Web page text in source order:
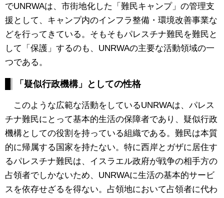
でUNRWAは、市街地化した「難民キャンプ」の管理支
援として、キャンプ内のインフラ整備・環境改善事業な
どを行ってきている。そもそもパレスチナ難民を難民と
して「保護」するのも、UNRWAの主要な活動領域の一
つである。
「疑似行政機構」としての性格
このような広範な活動をしているUNRWAは、パレス
チナ難民にとって基本的生活の保障者であり、疑似行政
機構としての役割を持っている組織である。難民は本質
的に帰属する国家を持たない。特に西岸とガザに居住す
るパレスチナ難民は、イスラエル政府が戦争の相手方の
占領者でしかないため、UNRWAに生活の基本的サービ
スを依存せざるを得ない。占領地において占領者に代わ